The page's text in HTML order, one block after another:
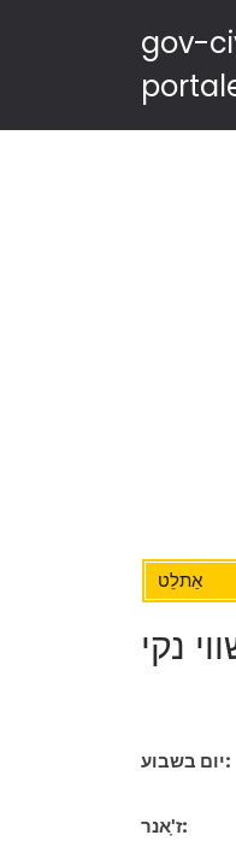
gov-
אַתלֵט
נקי
יום בשבוע:
ז'ָאנר: